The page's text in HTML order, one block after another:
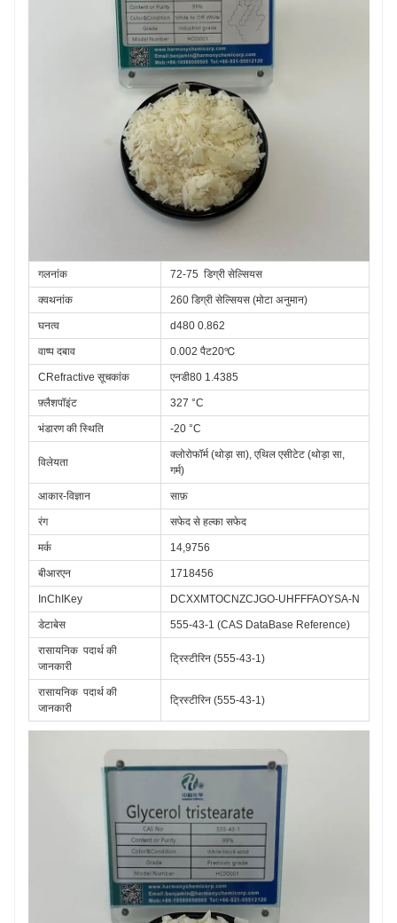
गलनांक 72-75 डिग्री सेल्सियस
क्वथनांक 260 डिग्री सेल्सियस (मोटा अनुमान)
घनत्व d480 0.862
वाष्प दबाव 0.002 पैट20℃
CRefractive सूचकांक एनडी80 1.4385
फ़्लैशपॉइंट 327 °C
भंडारण की स्थिति -20 °C
विलेयता
क्लोरोफॉर्म (थोड़ा सा), एथिल एसीटेट (थोड़ा सा,
गर्म)
आकार-विज्ञान साफ़
रंग सफेद से हल्का सफेद
मर्क 14,9756
बीआरएन 1718456
InChIKey DCXXMTOCNZCJGO-UHFFFAOYSA-N
डेटाबेस 555-43-1 (CAS DataBase Reference)
रासायनिक पदार्थ की
जानकारी
ट्रिस्टीरिन (555-43-1)
रासायनिक पदार्थ की
जानकारी
ट्रिस्टीरिन (555-43-1)